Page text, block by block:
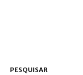
PESQUISAR